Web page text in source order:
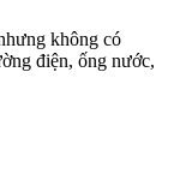
không có
điện, ống nước,